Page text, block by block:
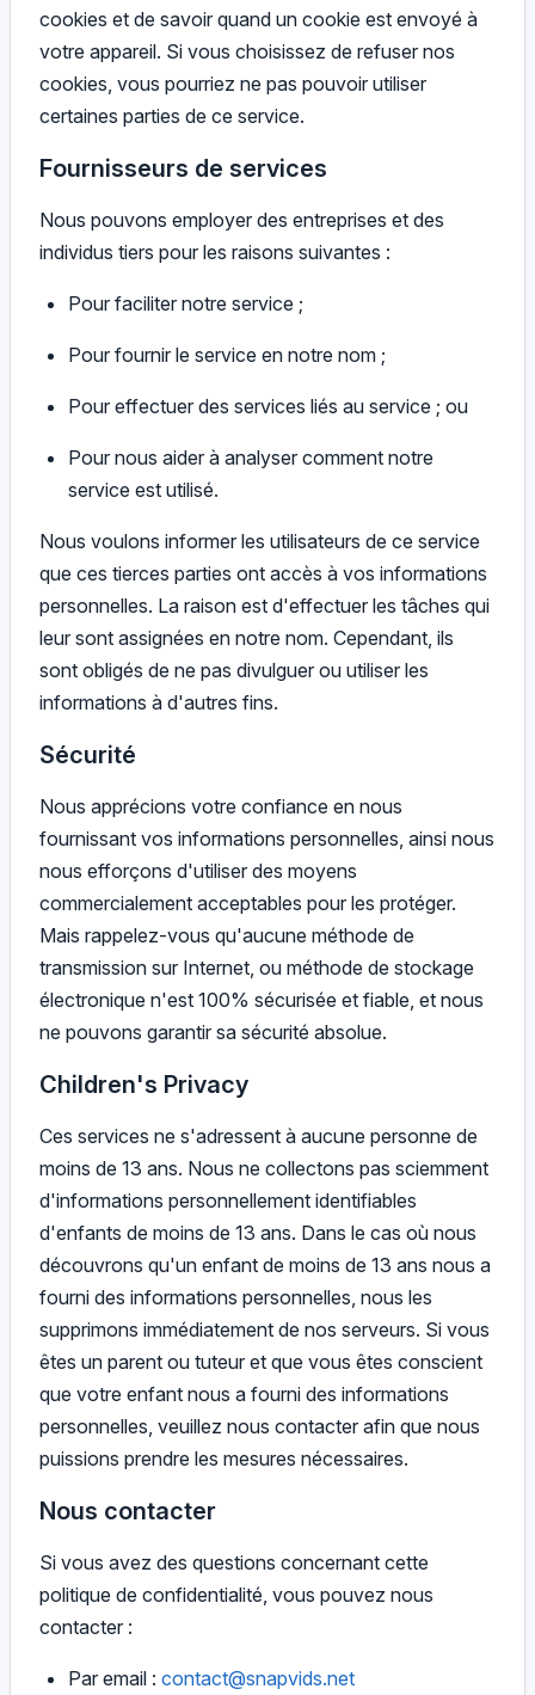
cookies et de savoir quand un cookie est envoyé à
votre appareil. Si vous choisissez de refuser nos
cookies, vous pourriez ne pas pouvoir utiliser
certaines parties de ce service.
Fournisseurs de services
Nous pouvons employer des entreprises et des
individus tiers pour les raisons suivantes :
Pour faciliter notre service ;
Pour fournir le service en notre nom ;
Pour effectuer des services liés au service ; ou
Pour nous aider à analyser comment notre
service est utilisé.
Nous voulons informer les utilisateurs de ce service
que ces tierces parties ont accès à vos informations
personnelles. La raison est d'effectuer les tâches qui
leur sont assignées en notre nom. Cependant, ils
sont obligés de ne pas divulguer ou utiliser les
informations à d'autres fins.
Sécurité
Nous apprécions votre confiance en nous
fournissant vos informations personnelles, ainsi nous
nous efforçons d'utiliser des moyens
commercialement acceptables pour les protéger.
Mais rappelez-vous qu'aucune méthode de
transmission sur Internet, ou méthode de stockage
électronique n'est 100% sécurisée et fiable, et nous
ne pouvons garantir sa sécurité absolue.
Children's Privacy
Ces services ne s'adressent à aucune personne de
moins de 13 ans. Nous ne collectons pas sciemment
d'informations personnellement identifiables
d'enfants de moins de 13 ans. Dans le cas où nous
découvrons qu'un enfant de moins de 13 ans nous a
fourni des informations personnelles, nous les
supprimons immédiatement de nos serveurs. Si vous
êtes un parent ou tuteur et que vous êtes conscient
que votre enfant nous a fourni des informations
personnelles, veuillez nous contacter afin que nous
puissions prendre les mesures nécessaires.
Nous contacter
Si vous avez des questions concernant cette
politique de confidentialité, vous pouvez nous
contacter :
Par email : contact@snapvids.net